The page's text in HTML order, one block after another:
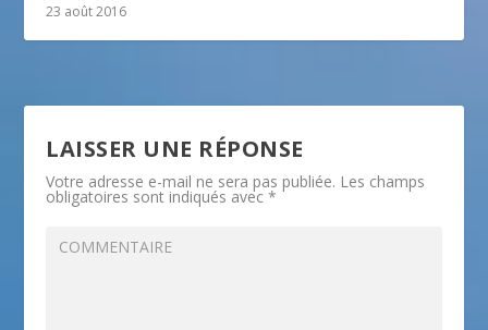
23 août 2016
LAISSER UNE RÉPONSE
Votre adresse e-mail ne sera pas publiée. Les champs
obligatoires sont indiqués avec*